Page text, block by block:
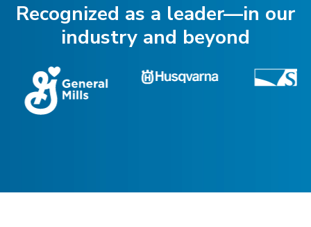
Recognized as a leader—in our
industry and beyond